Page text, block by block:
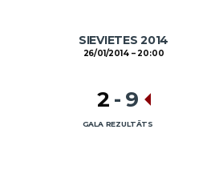
SIEVIETES 2014
26/01/2014 20:00
2 - 9
GALA REZULTĀTS